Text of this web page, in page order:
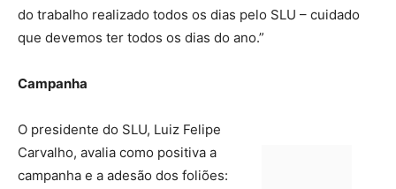
do trabalho realizado todos os dias pelo SLU – cuidado
que devemos ter todos os dias do ano.”
Campanha
O presidente do SLU, Luiz Felipe
Carvalho, avalia como positiva a
campanha e a adesão dos foliões: